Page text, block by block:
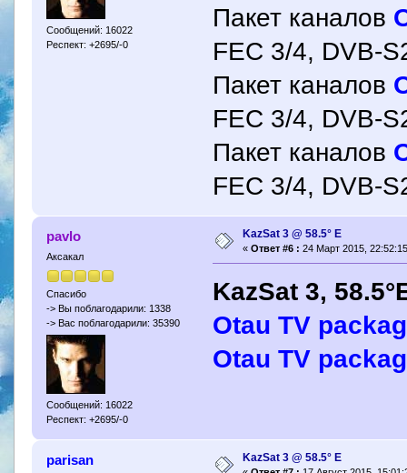
Сообщений: 16022
Респект: +2695/-0
Пакет каналов
FEC 3/4, DVB-
Пакет каналов
FEC 3/4, DVB-
Пакет каналов
FEC 3/4, DVB-
pavlo
Аксакал
Спасибо
-> Вы поблагодарили: 1338
-> Вас поблагодарили: 35390
Сообщений: 16022
Респект: +2695/-0
KazSat 3 @ 58.5° Е
« Ответ #6 : 24 Март 2015,
KazSat 3,
Otau TV
Otau TV
parisan KazSat 3 @ 58.5° Е